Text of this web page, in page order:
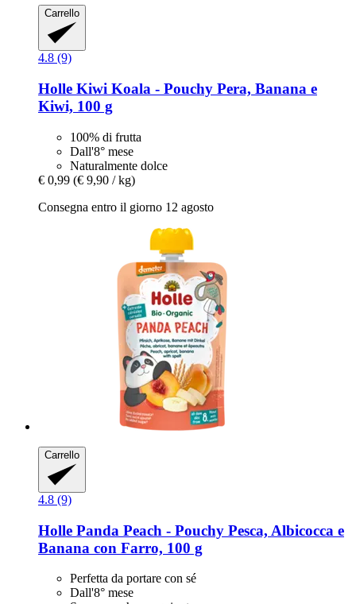
Carrello
4.8 (9)
Holle Kiwi Koala -​ Pouchy Pera, Banana e
Kiwi, 100 g
100% di frutta
Dall'8° mese
Naturalmente dolce
€ 0,99 (€ 9,90 / kg)
Consegna entro il giorno 12 agosto
Carrello
4.8 (9)
Holle Panda Peach -​ Pouchy Pesca, Albicocca e
Banana con Farro, 100 g
Perfetta da portare con sé
Dall'8° mese